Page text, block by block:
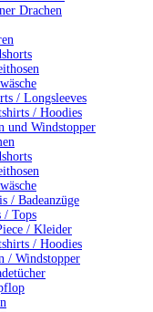
Drachen
/ Longsleeves
/ Hoodies
und Windstopper
/ Badeanzüge
/ Tops
/ Kleider
/ Hoodies
/ Windstopper